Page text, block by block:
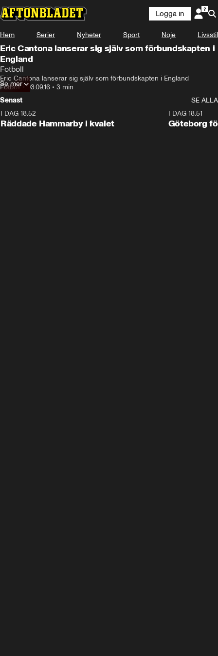
Logga in
Hem Serier Nyheter Sport Nöje Livsstil
Eric Cantona lanserar sig själv som förbundskapten i
England
Fotboll
Eric Cantona lanserar sig själv som förbundskapten i England
Fotboll•03.09.16 • 3 min
Se mer
Senast
SE ALLA
I DAG 18:52
Räddade Hammarby i kvalet
I DAG 18:51
Göteborg